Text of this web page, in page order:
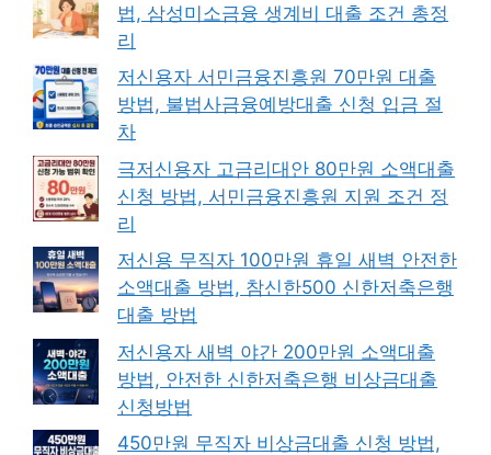
법, 삼성미소금융 생계비 대출 조건 총정
리
저신용자 서민금융진흥원 70만원 대출
방법, 불법사금융예방대출 신청 입금 절
차
극저신용자 고금리대안 80만원 소액대출
신청 방법, 서민금융진흥원 지원 조건 정
리
저신용 무직자 100만원 휴일 새벽 안전한
소액대출 방법, 참신한500 신한저축은행
대출 방법
저신용자 새벽 야간 200만원 소액대출
방법, 안전한 신한저축은행 비상금대출
신청방법
450만원 무직자 비상금대출 신청 방법,